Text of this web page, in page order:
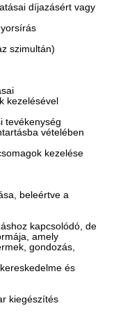
díjazásért vagy
szimultán)
kezelésével
tevékenység
vételében
kezelése
beleértve a
kapcsolódó, de
amely
gondozás,
és
kiegészítés